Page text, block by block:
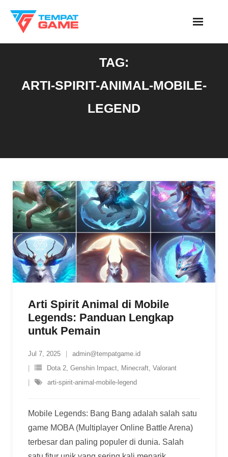
content
TAG:
ARTI-SPIRIT-ANIMAL-MOBILE-
LEGEND
Arti Spirit Animal di Mobile
Legends: Panduan Lengkap
untuk Pemain
Jul 7, 2025
admin@tempatgame.id
Dota 2, Genshin Impact, Minecraft, Valorant
arti-spirit-animal-mobile-legend
Mobile Legends: Bang Bang adalah salah satu
game MOBA (Multiplayer Online Battle Arena)
terbesar dan paling populer di dunia. Salah